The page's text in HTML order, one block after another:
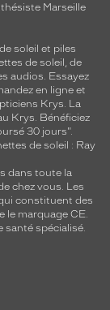
Marseille
soleil et piles
de soleil, de
audios. Essayez
en ligne et
Krys. La
Krys. Bénéficiez
30 jours".
de soleil : Ray
dans toute la
chez vous . Les
constituent des
le marquage CE.
santé spécialisé.